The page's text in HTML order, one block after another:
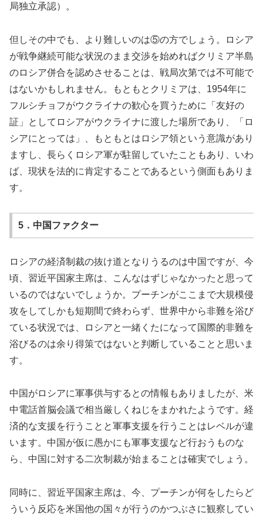
局独立承認）。
但しその中でも、より難しいのは⑤の方でしょう。ロシア
が戦争継続可能な状況のまま交渉を始めればクリミア半島
のロシア併合を認めさせることは、戦局次第では不可能で
はないかもしれません。もともとクリミアは、1954年に
フルシチョフがウクライナの歓心を買うために「友好の
証」としてロシアがウクライナに渡した場所であり、「ロ
シアにとっては」、もともとはロシア領という意識があり
ますし、長らくロシア軍が駐留していたこともあり、いわ
ば、現状を法的に肯定することであるという側面もありま
す。
5．中国ファクター
ロシアの経済制裁の抜け道となりうるのは中国ですが、今
頃、習近平国家主席は、こんなはずじゃなかったと思って
いるのではないでしょうか。プーチンがここまで大規模侵
攻をしてしかも短期間で終わらず、世界中から非難を浴び
ている状況では、ロシアと一緒くたになって国際的非難を
浴びるのは余り得策ではないと判断していることと思いま
す。
中国がロシアに軍事供与するとの情報もありましたが、米
中電話首脳会議で相当厳しくねじをまかれたようです。経
済的な支援を行うことと軍事支援を行うことはレベルが違
います。中国が仮に愚かにも軍事支援など行おうものな
ら、中国に対する二次制裁が始まることは確実でしょう。
同時に、習近平国家主席は、今、プーチンが何をしたらど
ういう反応を米国他の国々が行うのかつぶさに観察してい